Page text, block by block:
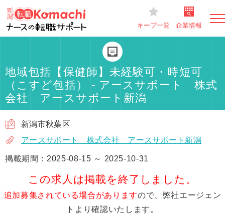
キープ一覧 企業情報
地域包括【保健師】未経験可・時短可
（こすど包括） - アースサポート 株式
会社 アースサポート新潟
新潟市秋葉区
アースサポート 株式会社 アースサポート新潟
掲載期間：2025-08-15 ～ 2025-10-31
この求人は掲載を終了しました。
追加募集されている場合がありますので、弊社エージェン
トより確認いたします。